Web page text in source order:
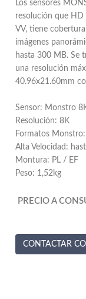
Los sensores
resolución que HD
VV, tiene
imágenes
hasta 300 MB. Se
una resolución
40.96x21.60mm
Sensor: Monstro
Resolución: 8K
Formatos
Alta Velocidad:
Montura: PL / EF
Peso: 1,52kg
PRECIO A
CONTACTAR